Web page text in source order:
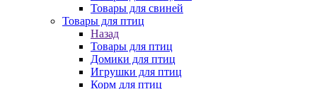
Товары для свиней
Товары для птиц
Назад
Товары для птиц
Домики для птиц
Игрушки для птиц
Корм для птиц